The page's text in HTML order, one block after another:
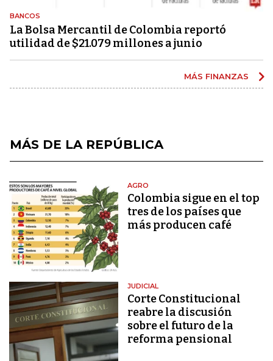
BANCOS
La Bolsa Mercantil de Colombia reportó
utilidad de $21.079 millones a junio
MÁS FINANZAS
MÁS DE LA REPÚBLICA
AGRO
Colombia sigue en el top
tres de los países que
más producen café
JUDICIAL
Corte Constitucional
reabre la discusión
sobre el futuro de la
reforma pensional